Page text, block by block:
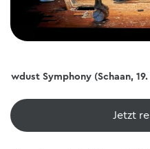
Sawdust Symphony (Schaan,
Jetzt